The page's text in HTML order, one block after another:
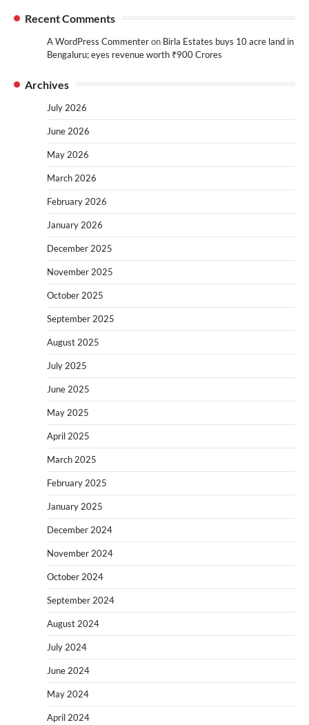
Recent Comments
A WordPress Commenteron Birla Estates buys 10 acre land in
Bengaluru; eyes revenue worth ₹900 Crores
Archives
July 2026
June 2026
May 2026
March 2026
February 2026
January 2026
December 2025
November 2025
October 2025
September 2025
August 2025
July 2025
June 2025
May 2025
April 2025
March 2025
February 2025
January 2025
December 2024
November 2024
October 2024
September 2024
August 2024
July 2024
June 2024
May 2024
April 2024